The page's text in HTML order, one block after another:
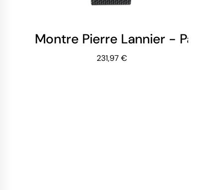
Montre Pierre Lannier -
231,97 €